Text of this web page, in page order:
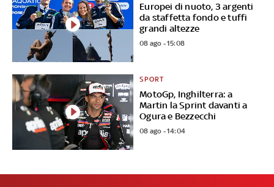
Europei di nuoto, 3 argenti
da staffetta fondo e tuffi
grandi altezze
08 ago - 15:08
MotoGp, Inghilterra: a
Martin la Sprint davanti a
Ogura e Bezzecchi
SPORT
08 ago - 14:04